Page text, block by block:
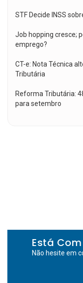
STF Decide INSS
Job hopping cresce;
emprego?
CT-e: Nota Técnica
Tributária
Reforma Tributária:
para setembro
Está
Não hesite em